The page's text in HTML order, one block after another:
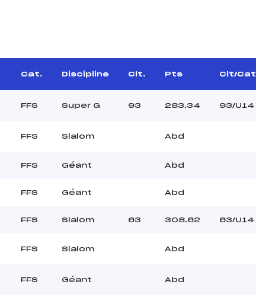
Cat. Discipline Clt. Pts Clt/Cat
FFS Super G 93 283.34 93/U14
FFS Slalom Abd
FFS Géant Abd
FFS Géant Abd
FFS Slalom 63 308.62 63/U14
FFS Slalom Abd
FFS Géant Abd